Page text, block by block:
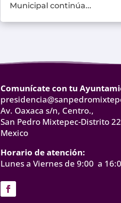
Municipal continúa...
Comunícate con tu
Av. Oaxaca s/n, Centro.,
San Pedro Mixtepec-Distrito
Mexico
Horario de atención:
Lunes a Viernes de 9:00 a